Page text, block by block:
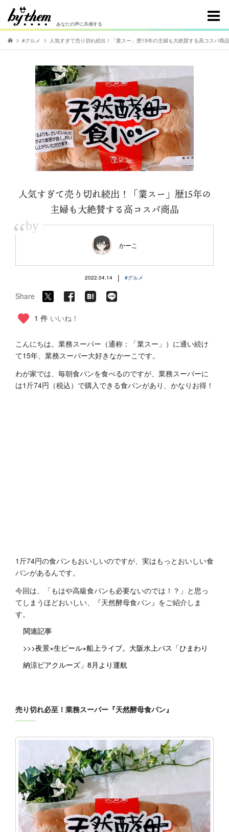
あなたの声に共感する
#グルメ 人気すぎて売り切れ続出！「業スー」歴15年の主婦も大絶賛する高コスパ商品
人気すぎて売り切れ続出！「業スー」歴15年の
主婦も大絶賛する高コスパ商品
“by
かーこ
2022.04.14 | #グルメ
Share
1 件 いいね！
こんにちは。業務スーパー（通称：「業スー」）に通い続け
て15年、業務スーパー大好きなかーこです。
わが家では、毎朝食パンを食べるのですが、業務スーパーに
は1斤74円（税込）で購入できる食パンがあり、かなりお得！
1斤74円の食パンもおいしいのですが、実はもっとおいしい食
パンがあるんです。
今回は、「もはや高級食パンも必要ないのでは！？」と思っ
てしまうほどおいしい、『天然酵母食パン』をご紹介しま
す。
関連記事
>>>夜景×生ビール×船上ライブ。大阪水上バス「ひまわり
納涼ビアクルーズ」8月より運航
売り切れ必至！業務スーパー『天然酵母食パン』